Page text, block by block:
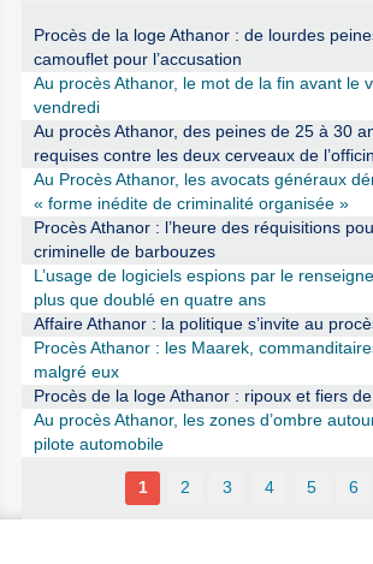
Procès de la loge Athanor : de lourdes
camouflet pour l’accusation
Au procès Athanor, le mot de la fin avant le
vendredi
Au procès Athanor, des peines de 25 à 30
requises contre les deux cerveaux de
Au Procès Athanor, les avocats généraux
« forme inédite de criminalité organisée »
Procès Athanor : l’heure des réquisitions
criminelle de barbouzes
L’usage de logiciels espions par le
plus que doublé en quatre ans
Affaire Athanor : la politique s’invite au
Procès Athanor : les Maarek,
malgré eux
Procès de la loge Athanor : ripoux et fiers de
Au procès Athanor, les zones d’ombre
pilote automobile
1 2 3 4 5 6